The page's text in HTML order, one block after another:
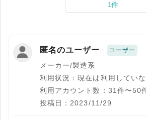
1件
匿名のユーザー ユーザー
メーカー/製造系
利用状況：現在は利用してい
利用アカウント数：31件〜50
投稿日：2023/11/29